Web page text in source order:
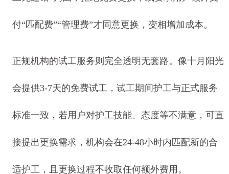
付“匹配费”“管理费”才同意更换，变相增加成本。
正规机构的试工服务则完全透明无套路。像十月阳光
会提供3-7天的免费试工，试工期间护工与正式服务
标准一致，若用户对护工技能、态度等不满意，可直
接提出更换需求，机构会在24-48小时内匹配新的合
适护工，且更换过程不收取任何额外费用。